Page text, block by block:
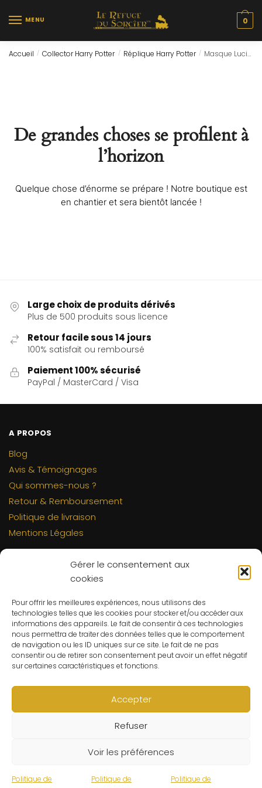
Gérer le consentement aux
cookies
Pour offrir les meilleures expériences, nous utilisons des
technologies telles que les cookies pour stocker et/ou accéder aux
informations des appareils. Le fait de consentir à ces technologies
nous permettra de traiter des données telles que le comportement
de navigation ou les ID uniques sur ce site. Le fait de ne pas
consentir ou de retirer son consentement peut avoir un effet négatif
sur certaines caractéristiques et fonctions.
Accepter
Refuser
Voir les préférences
Politique de Politique de Politique de
MENU 0
Accueil / Collector Harry Potter / Réplique Harry Potter / Masque Lucius Malefoy (23cm)
De grandes choses se profilent à
l’horizon
Quelque chose d’énorme se prépare ! Notre boutique est
en chantier et sera bientôt lancée !
Large choix de produits dérivés
Plus de 500 produits sous licence
Retour facile sous 14 jours
100% satisfait ou remboursé
Paiement 100% sécurisé
PayPal / MasterCard / Visa
A PROPOS
Blog
Avis & Témoignages
Qui sommes-nous ?
Retour & Remboursement
Politique de livraison
Mentions Légales
Contact
C.G.V
Suivre ma commande
CONTACT
Un problème ? Une question ? Le Refuge du Sorcier™ est
à votre disposition 7j/7 et 24h/24.
Notre règle d’or ? Un client 100% satisfait.
© Le Refuge du Sorcier™